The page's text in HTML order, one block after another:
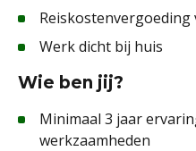
Werk dicht bij huis
Wie ben jij?
Minimaal 3 jaar
werkzaamheden